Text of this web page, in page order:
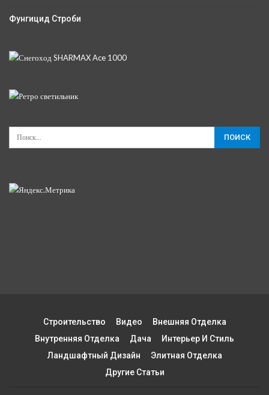
Фунгицид Строби
Строительство Видео
Внешняя Отделка
Внутренняя Отделка
Дача
Интерьер И Стиль
Ландшафтный Дизайн
Элитная Отделка
Другие Статьи